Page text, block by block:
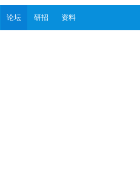
论坛 研招 资料